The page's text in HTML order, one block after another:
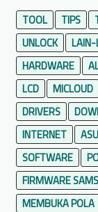
TOOL TIPS
UNLOCK
HARDWARE
LCD
MICLOUD
DRIVERS
INTERNET
SOFTWARE
FIRMWARE
MEMBUKA POLA